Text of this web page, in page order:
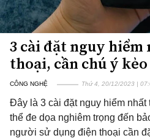
3 cài đặt nguy
thoại, cần chú ý
CÔNG NGHỆ Thứ 4, 20/12/2023 |
Đây là 3 cài đặt nguy hiểm nhất
thể đe dọa nghiêm trọng đến
người sử dụng điện thoại cần